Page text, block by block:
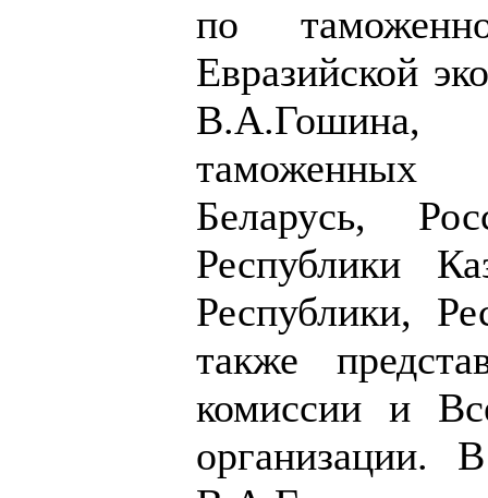
по
Евразийской
таможенных
Беларусь,
Республики
Республики,
также
комиссии и
организации.